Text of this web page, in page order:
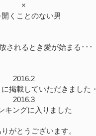
×
くことのない男
されるとき愛が始まる･･･
2016.2
掲載していただきました・
2016.3
キングに入りました
がとうございます。